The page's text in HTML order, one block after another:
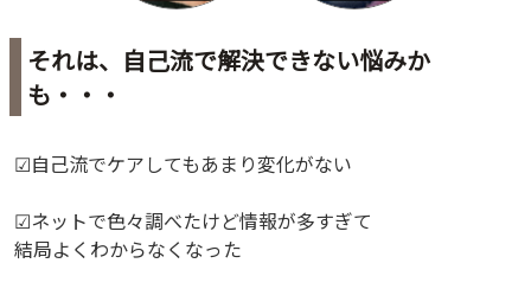
それは、自己流で解決できない悩みか
も・・・
☑︎自己流でケアしてもあまり変化がない
☑︎ネットで色々調べたけど情報が多すぎて
結局よくわからなくなった